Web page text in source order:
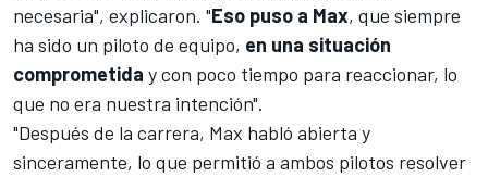
necesaria", explicaron. "Eso puso a Max, que siempre
ha sido un piloto de equipo, en una situación
comprometida y con poco tiempo para reaccionar, lo
que no era nuestra intención".
"Después de la carrera, Max habló abierta y
sinceramente, lo que permitió a ambos pilotos resolver